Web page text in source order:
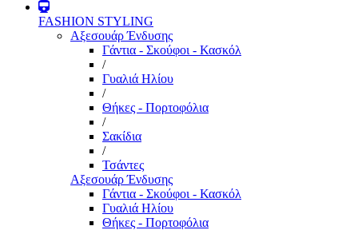
FASHION STYLING
Αξεσουάρ Ένδυσης
Γάντια - Σκούφοι - Κασκόλ
/
Γυαλιά Ηλίου
/
Θήκες - Πορτοφόλια
/
Σακίδια
/
Τσάντες
Αξεσουάρ Ένδυσης
Γάντια - Σκούφοι - Κασκόλ
Γυαλιά Ηλίου
Θήκες - Πορτοφόλια